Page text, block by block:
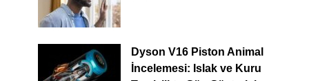
Dyson V16 Piston Animal
İncelemesi: Islak ve Kuru